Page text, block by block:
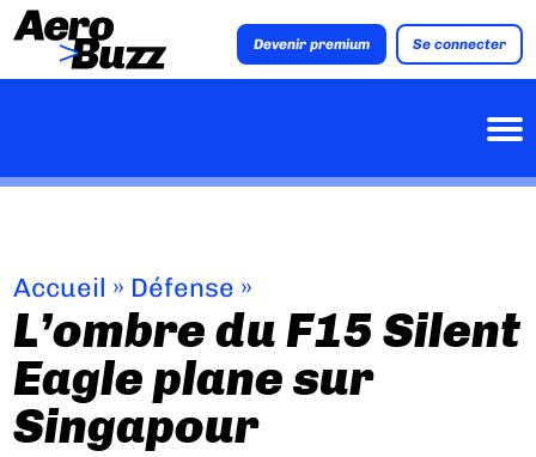
Devenir premium Se connecter
Accueil » Défense »
L’ombre du F15 Silent
Eagle plane sur
Singapour